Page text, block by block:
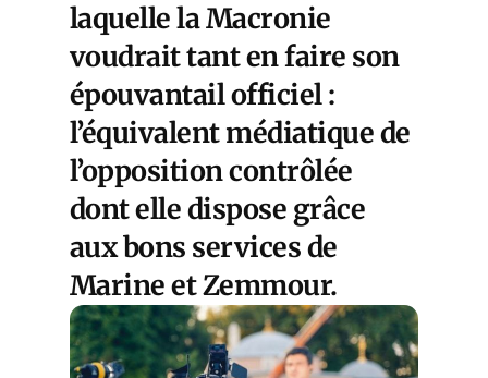
laquelle la Macronie
voudrait tant en faire son
épouvantail officiel :
l’équivalent médiatique de
l’opposition contrôlée
dont elle dispose grâce
aux bons services de
Marine et Zemmour.